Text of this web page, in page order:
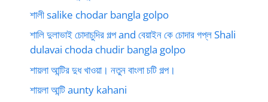
শালী salike chodar bangla golpo
শালি দুলাভাই চোদাচুদির গল্প and বেয়াইন কে চোদার গপ্ল Shali
dulavai choda chudir bangla golpo
শায়লা আন্টির দুধ খাওয়া। নতুন বাংলা চটি গল্প।
শায়লা আন্টি aunty kahani